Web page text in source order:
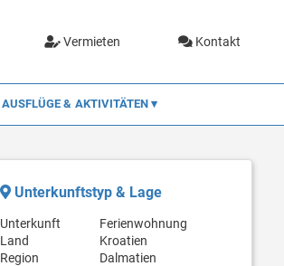
Vermieten Kontakt
AUSFLÜGE & AKTIVITÄTEN
Unterkunftstyp & Lage
Unterkunft
Ferienwohnung
Land
Kroatien
Region
Dalmatien